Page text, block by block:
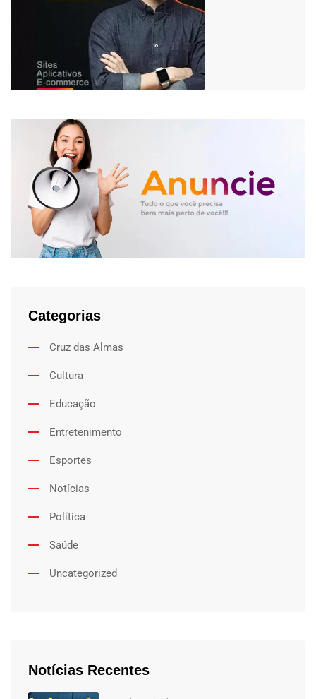
Categorias
Cruz das Almas
Cultura
Educação
Entretenimento
Esportes
Notícias
Política
Saúde
Uncategorized
Notícias Recentes